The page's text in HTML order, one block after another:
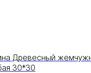
Древесный
30*30